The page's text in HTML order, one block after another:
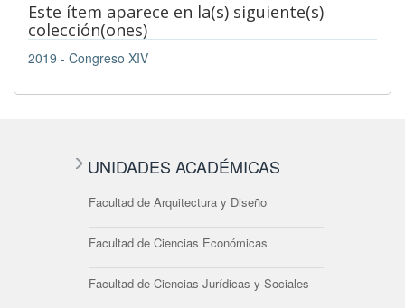
Este ítem aparece en la(s) siguiente(s)
colección(ones)
2019 - Congreso XIV
UNIDADES ACADÉMICAS
Facultad de Arquitectura y Diseño
Facultad de Ciencias Económicas
Facultad de Ciencias Jurídicas y Sociales